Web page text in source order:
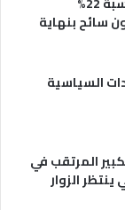
تشير لـ 18 مليون سائح بنهاية
السياسية
المرتقب في
الزوار